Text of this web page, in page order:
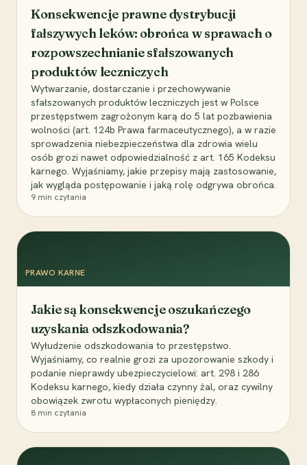
Konsekwencje prawne dystrybucji
fałszywych leków: obrońca w sprawach o
rozpowszechnianie sfałszowanych
produktów leczniczych
Wytwarzanie, dostarczanie i przechowywanie
sfałszowanych produktów leczniczych jest w Polsce
przestępstwem zagrożonym karą do 5 lat pozbawienia
wolności (art. 124b Prawa farmaceutycznego), a w razie
sprowadzenia niebezpieczeństwa dla zdrowia wielu
osób grozi nawet odpowiedzialność z art. 165 Kodeksu
karnego. Wyjaśniamy, jakie przepisy mają zastosowanie,
jak wygląda postępowanie i jaką rolę odgrywa obrońca.
9 min czytania
PRAWO KARNE
Jakie są konsekwencje oszukańczego
uzyskania odszkodowania?
Wyłudzenie odszkodowania to przestępstwo.
Wyjaśniamy, co realnie grozi za upozorowanie szkody i
podanie nieprawdy ubezpieczycielowi: art. 298 i 286
Kodeksu karnego, kiedy działa czynny żal, oraz cywilny
obowiązek zwrotu wypłaconych pieniędzy.
8 min czytania